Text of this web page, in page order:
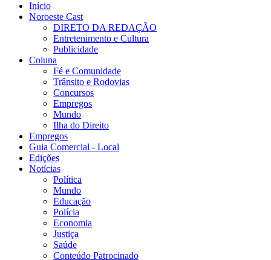
Início
Noroeste Cast
DIRETO DA REDAÇÃO
Entretenimento e Cultura
Publicidade
Coluna
Fé e Comunidade
Trânsito e Rodovias
Concursos
Empregos
Mundo
Ilha do Direito
Empregos
Guia Comercial - Local
Edições
Notícias
Política
Mundo
Educação
Polícia
Economia
Justiça
Saúde
Conteúdo Patrocinado